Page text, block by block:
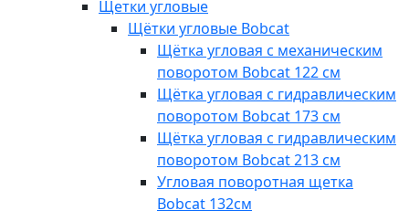
Щетки угловые
Щётки угловые Bobcat
Щётка угловая с механическим
поворотом Bobcat 122 см
Щётка угловая с гидравлическим
поворотом Bobcat 173 см
Щётка угловая с гидравлическим
поворотом Bobcat 213 см
Угловая поворотная щетка
Bobcat 132см